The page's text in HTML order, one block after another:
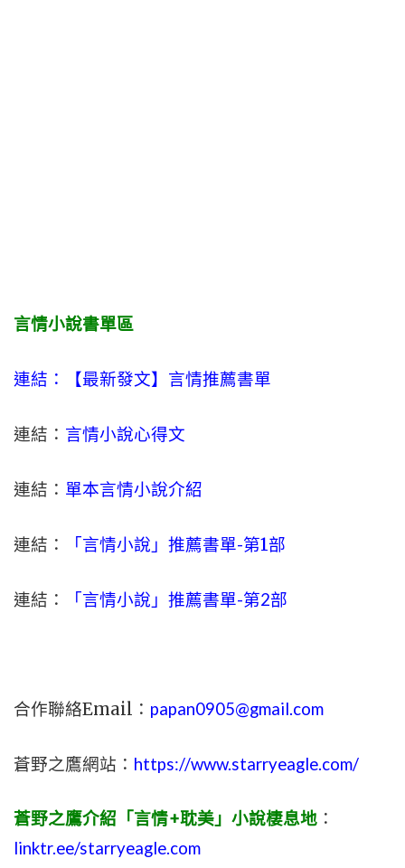
言情小說書單區
連結：【最新發文】 言情推薦書單
連結： 言情小說心得文
連結： 單本言情小說介紹
連結： 「言情小說」推薦書單-第1部
連結： 「言情小說」推薦書單-第2部
合作聯絡Email： papan0905@gmail.com
蒼野之鷹網站： https://www.starryeagle.com/
蒼野之鷹介紹「言情+耽美」小說棲息地 ：
linktr.ee/starryeagle.com